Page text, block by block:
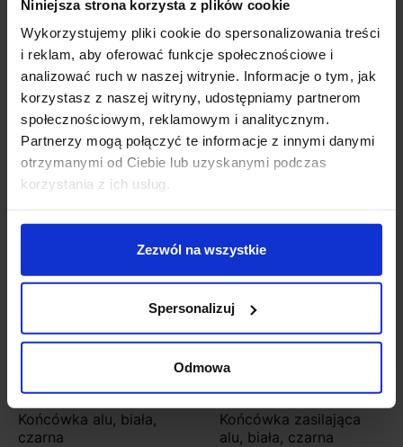
Niniejsza strona korzysta z plików cookie
Wykorzystujemy pliki cookie do spersonalizowania treści
i reklam, aby oferować funkcje społecznościowe i
analizować ruch w naszej witrynie. Informacje o tym, jak
korzystasz z naszej witryny, udostępniamy partnerom
społecznościowym, reklamowym i analitycznym.
Partnerzy mogą połączyć te informacje z innymi danymi
otrzymanymi od Ciebie lub uzyskanymi podczas
korzystania z ich usług.
Zezwól na wszystkie
Spersonalizuj
Odmowa
zintegrowane źródło światła LED w zestawie CRI>80
całościowa wycena systemu gotowego do montażu
po przesłaniu zapytania: biuro@salonled.pl
Szczegóły produktu
Zobacz także
Końcówka alu, biała,
czarna
Końcówka zasilająca
alu, biała, czarna